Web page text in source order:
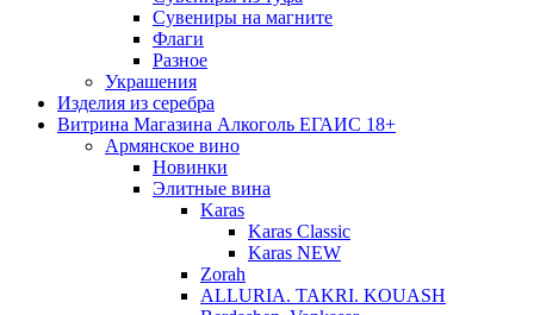
Сувениры на магните
Флаги
Разное
Украшения
Изделия из серебра
Витрина Магазина Алкоголь ЕГАИС 18+
Армянское вино
Новинки
Элитные вина
Karas
Karas Classic
Karas NEW
Zorah
ALLURIA. TAKRI. KOUASH